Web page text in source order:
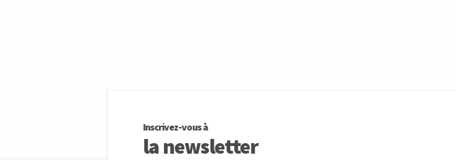
Inscrivez-vous à
la newsletter